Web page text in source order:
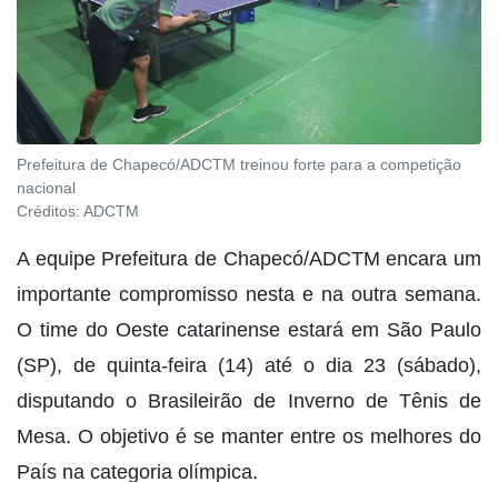
Prefeitura de Chapecó/ADCTM treinou forte para a competição
nacional
Créditos: ADCTM
A equipe Prefeitura de Chapecó/ADCTM encara um
importante compromisso nesta e na outra semana.
O time do Oeste catarinense estará em São Paulo
(SP), de quinta-feira (14) até o dia 23 (sábado),
disputando o Brasileirão de Inverno de Tênis de
Mesa. O objetivo é se manter entre os melhores do
País na categoria olímpica.